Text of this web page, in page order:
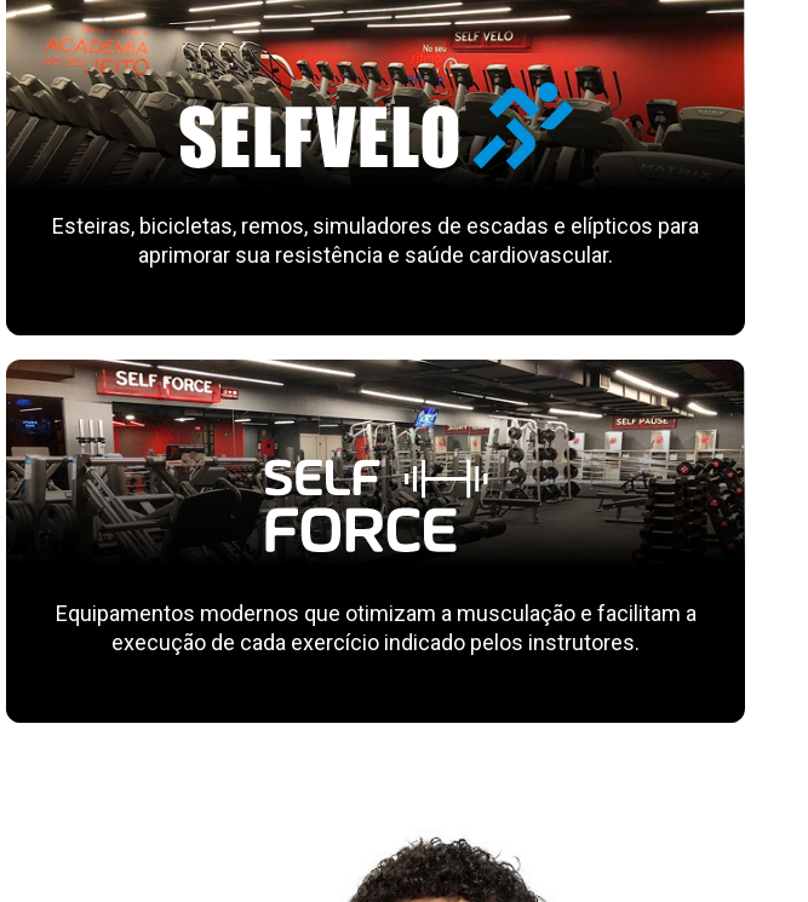
Esteiras, bicicletas, remos, simuladores de escadas e elípticos para
aprimorar sua resistência e saúde cardiovascular.
Equipamentos modernos que otimizam a musculação e facilitam a
execução de cada exercício indicado pelos instrutores.